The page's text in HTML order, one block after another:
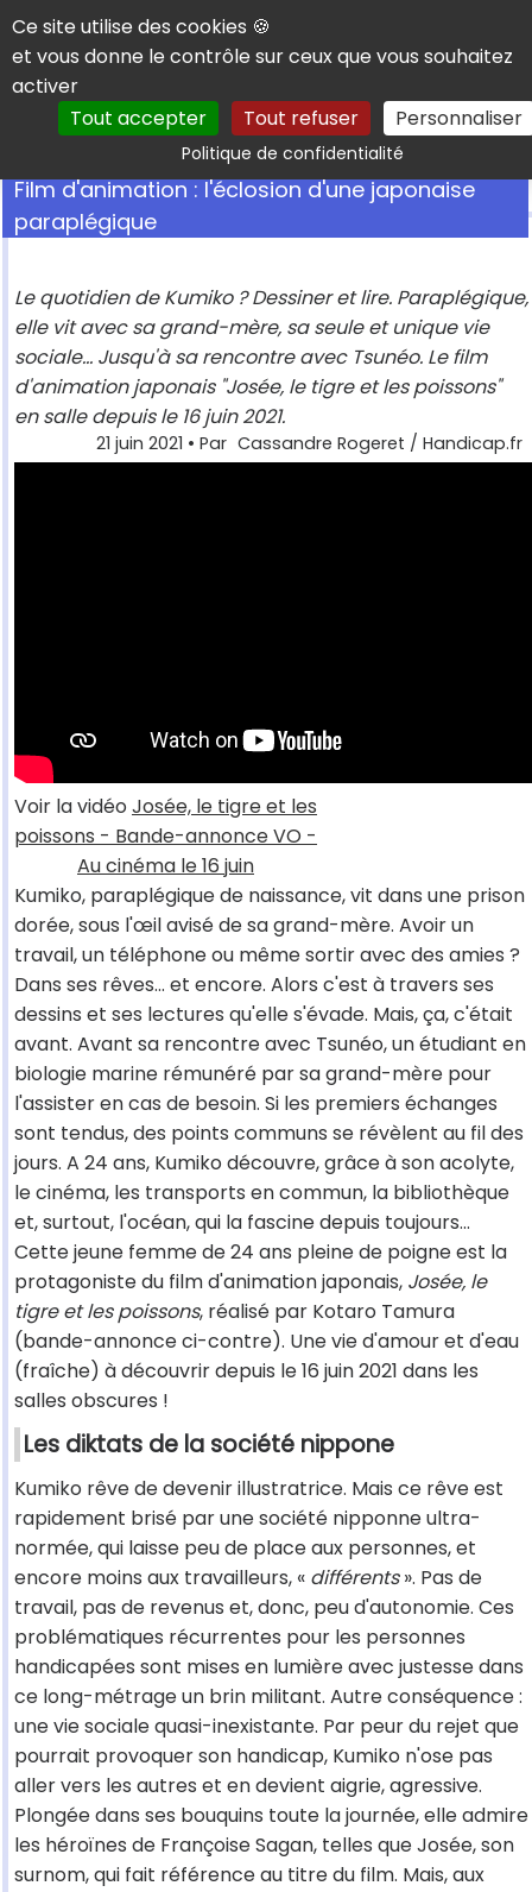
Panneau de gestion des cookies
Ce site utilise des cookies 🍪
et vous donne le contrôle sur ceux que vous souhaitez
activer
Tout accepter
Tout refuser Personnaliser
Politique de confidentialitéRechercher
Film d'animation : l'éclosion d'une japonaise
paraplégique
Le quotidien de Kumiko ? Dessiner et lire. Paraplégique,
elle vit avec sa grand-mère, sa seule et unique vie
sociale... Jusqu'à sa rencontre avec Tsunéo. Le film
d'animation japonais "Josée, le tigre et les poissons"
en salle depuis le 16 juin 2021.
21 juin 2021 • Par Cassandre Rogeret / Handicap.fr
Voir la vidéo Josée, le tigre et les
poissons - Bande-annonce VO -
Au cinéma le 16 juin
Kumiko, paraplégique de naissance, vit dans une prison
dorée, sous l'œil avisé de sa grand-mère. Avoir un
travail, un téléphone ou même sortir avec des amies ?
Dans ses rêves... et encore. Alors c'est à travers ses
dessins et ses lectures qu'elle s'évade. Mais, ça, c'était
avant. Avant sa rencontre avec Tsunéo, un étudiant en
biologie marine rémunéré par sa grand-mère pour
l'assister en cas de besoin. Si les premiers échanges
sont tendus, des points communs se révèlent au fil des
jours. A 24 ans, Kumiko découvre, grâce à son acolyte,
le cinéma, les transports en commun, la bibliothèque
et, surtout, l'océan, qui la fascine depuis toujours...
Cette jeune femme de 24 ans pleine de poigne est la
protagoniste du film d'animation japonais, Josée, le
tigre et les poissons, réalisé par Kotaro Tamura
(bande-annonce ci-contre). Une vie d'amour et d'eau
(fraîche) à découvrir depuis le 16 juin 2021 dans les
salles obscures !
Les diktats de la société nippone
Kumiko rêve de devenir illustratrice. Mais ce rêve est
rapidement brisé par une société nipponne ultra-
normée, qui laisse peu de place aux personnes, et
encore moins aux travailleurs, « différents». Pas de
travail, pas de revenus et, donc, peu d'autonomie. Ces
problématiques récurrentes pour les personnes
handicapées sont mises en lumière avec justesse dans
ce long-métrage un brin militant. Autre conséquence :
une vie sociale quasi-inexistante. Par peur du rejet que
pourrait provoquer son handicap, Kumiko n'ose pas
aller vers les autres et en devient aigrie, agressive.
Plongée dans ses bouquins toute la journée, elle admire
les héroïnes de Françoise Sagan, telles que Josée, son
surnom, qui fait référence au titre du film. Mais, aux